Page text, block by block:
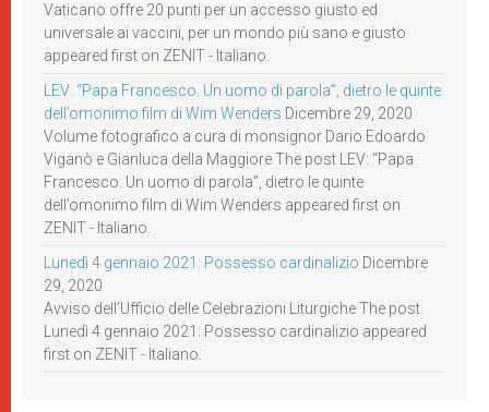
Vaticano offre 20 punti per un accesso giusto ed
universale ai vaccini, per un mondo più sano e giusto
appeared first on ZENIT - Italiano.
LEV: “Papa Francesco. Un uomo di parola”, dietro le quinte
dell’omonimo film di Wim Wenders Dicembre 29, 2020
Volume fotografico a cura di monsignor Dario Edoardo
Viganò e Gianluca della Maggiore The post LEV: “Papa
Francesco. Un uomo di parola”, dietro le quinte
dell’omonimo film di Wim Wenders appeared first on
ZENIT - Italiano.
Lunedì 4 gennaio 2021: Possesso cardinalizio Dicembre
29, 2020
Avviso dell’Ufficio delle Celebrazioni Liturgiche The post
Lunedì 4 gennaio 2021: Possesso cardinalizio appeared
first on ZENIT - Italiano.